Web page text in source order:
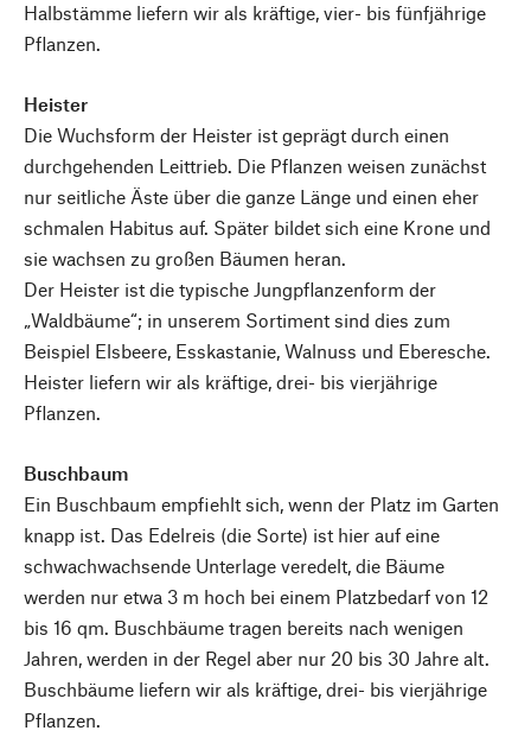
Halbstämme liefern wir als kräftige, vier- bis fünfjährige
Pflanzen.
Heister
Die Wuchsform der Heister ist geprägt durch einen
durchgehenden Leittrieb. Die Pflanzen weisen zunächst
nur seitliche Äste über die ganze Länge und einen eher
schmalen Habitus auf. Später bildet sich eine Krone und
sie wachsen zu großen Bäumen heran.
Der Heister ist die typische Jungpflanzenform der
„Waldbäume“; in unserem Sortiment sind dies zum
Beispiel Elsbeere, Esskastanie, Walnuss und Eberesche.
Heister liefern wir als kräftige, drei- bis vierjährige
Pflanzen.
Buschbaum
Ein Buschbaum empfiehlt sich, wenn der Platz im Garten
knapp ist. Das Edelreis (die Sorte) ist hier auf eine
schwachwachsende Unterlage veredelt, die Bäume
werden nur etwa 3 m hoch bei einem Platzbedarf von 12
bis 16 qm. Buschbäume tragen bereits nach wenigen
Jahren, werden in der Regel aber nur 20 bis 30 Jahre alt.
Buschbäume liefern wir als kräftige, drei- bis vierjährige
Pflanzen.